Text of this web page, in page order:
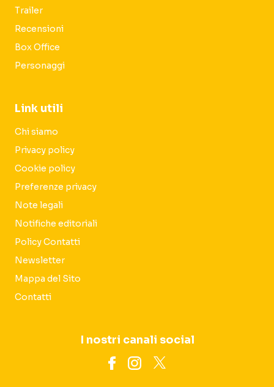
Trailer
Recensioni
Box Office
Personaggi
Link utili
Chi siamo
Privacy policy
Cookie policy
Preferenze privacy
Note legali
Notifiche editoriali
Policy Contatti
Newsletter
Mappa del Sito
Contatti
I nostri canali social